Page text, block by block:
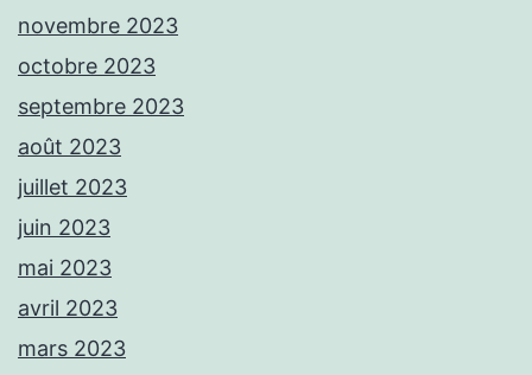
novembre 2023
octobre 2023
septembre 2023
août 2023
juillet 2023
juin 2023
mai 2023
avril 2023
mars 2023